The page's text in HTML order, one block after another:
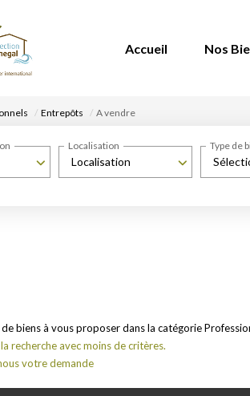
Accueil Nos
Entrepôts A vendre
Localisation
Localisation Type de
biens à vous proposer dans la catégorie
recherche avec moins de critères.
votre demande